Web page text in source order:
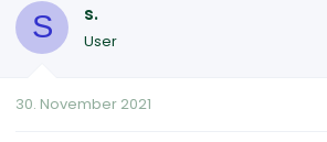
S s.
User
30. November 2021